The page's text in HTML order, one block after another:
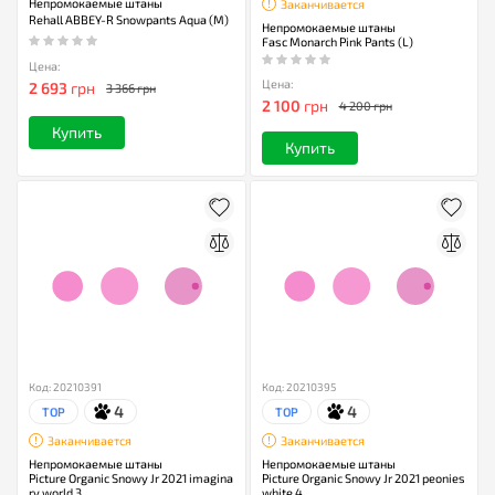
Rehall ABBEY-R Snowpants Aqua (M)
Цена:
2 693 грн 3 366 грн
Купить
Заканчивается
Непромокаемые штаны
Fasc Monarch Pink Pants (L)
Цена:
2 100 грн 4 200 грн
Купить
Код: 20210391
TOP 4
Заканчивается
Непромокаемые штаны
Picture Organic Snowy Jr 2021 imagina
Код: 20210395
TOP 4
Заканчивается
Непромокаемые штаны
Picture Organic Snowy Jr 2021 peonies